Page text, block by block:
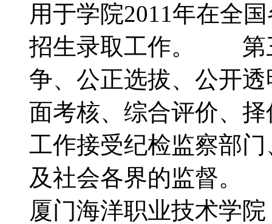
用于学院2011年在全
招生录取工作。 第
争、公正选拔、公开
面考核、综合评价、
工作接受纪检监察部
及社会各界的监督
厦门海洋职业技术学